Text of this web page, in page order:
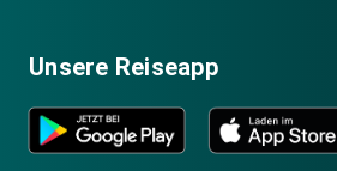
Unsere Reiseapp